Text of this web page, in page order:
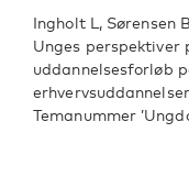
Ingholt L, Sørensen
Unges
uddannelsesforløb
Temanummer